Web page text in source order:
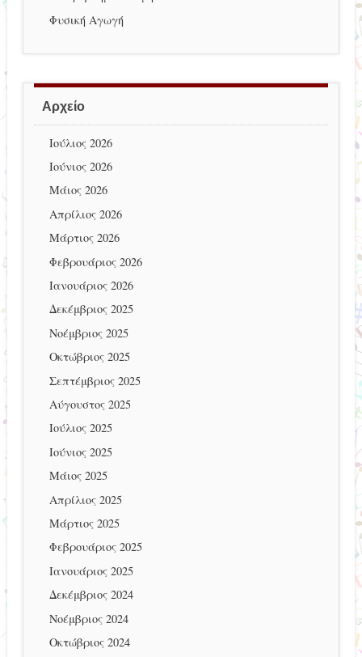
Φυσική Αγωγή
Αρχείο
Ιούλιος 2026
Ιούνιος 2026
Μάιος 2026
Απρίλιος 2026
Μάρτιος 2026
Φεβρουάριος 2026
Ιανουάριος 2026
Δεκέμβριος 2025
Νοέμβριος 2025
Οκτώβριος 2025
Σεπτέμβριος 2025
Αύγουστος 2025
Ιούλιος 2025
Ιούνιος 2025
Μάιος 2025
Απρίλιος 2025
Μάρτιος 2025
Φεβρουάριος 2025
Ιανουάριος 2025
Δεκέμβριος 2024
Νοέμβριος 2024
Οκτώβριος 2024